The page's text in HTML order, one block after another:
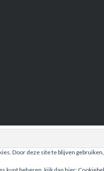
Door deze site te blijven